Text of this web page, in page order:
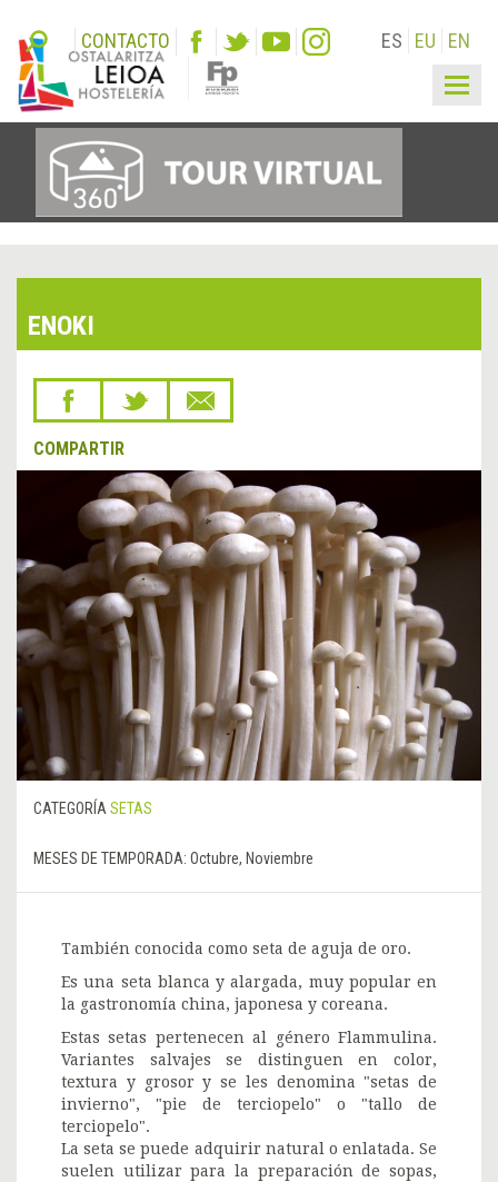
CONTACTO ES EU EN
ENOKI
COMPARTIR
CATEGORÍA SETAS
MESES DE TEMPORADA: Octubre, Noviembre
También conocida como seta de aguja de oro.
Es una seta blanca y alargada, muy popular en
la gastronomía china, japonesa y coreana.
Estas setas pertenecen al género Flammulina.
Variantes salvajes se distinguen en color,
textura y grosor y se les denomina "setas de
invierno", "pie de terciopelo" o "tallo de
terciopelo".
La seta se puede adquirir natural o enlatada. Se
suelen utilizar para la preparación de sopas,